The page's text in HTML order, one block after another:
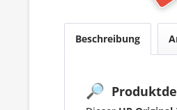
Beschreibung
🔎